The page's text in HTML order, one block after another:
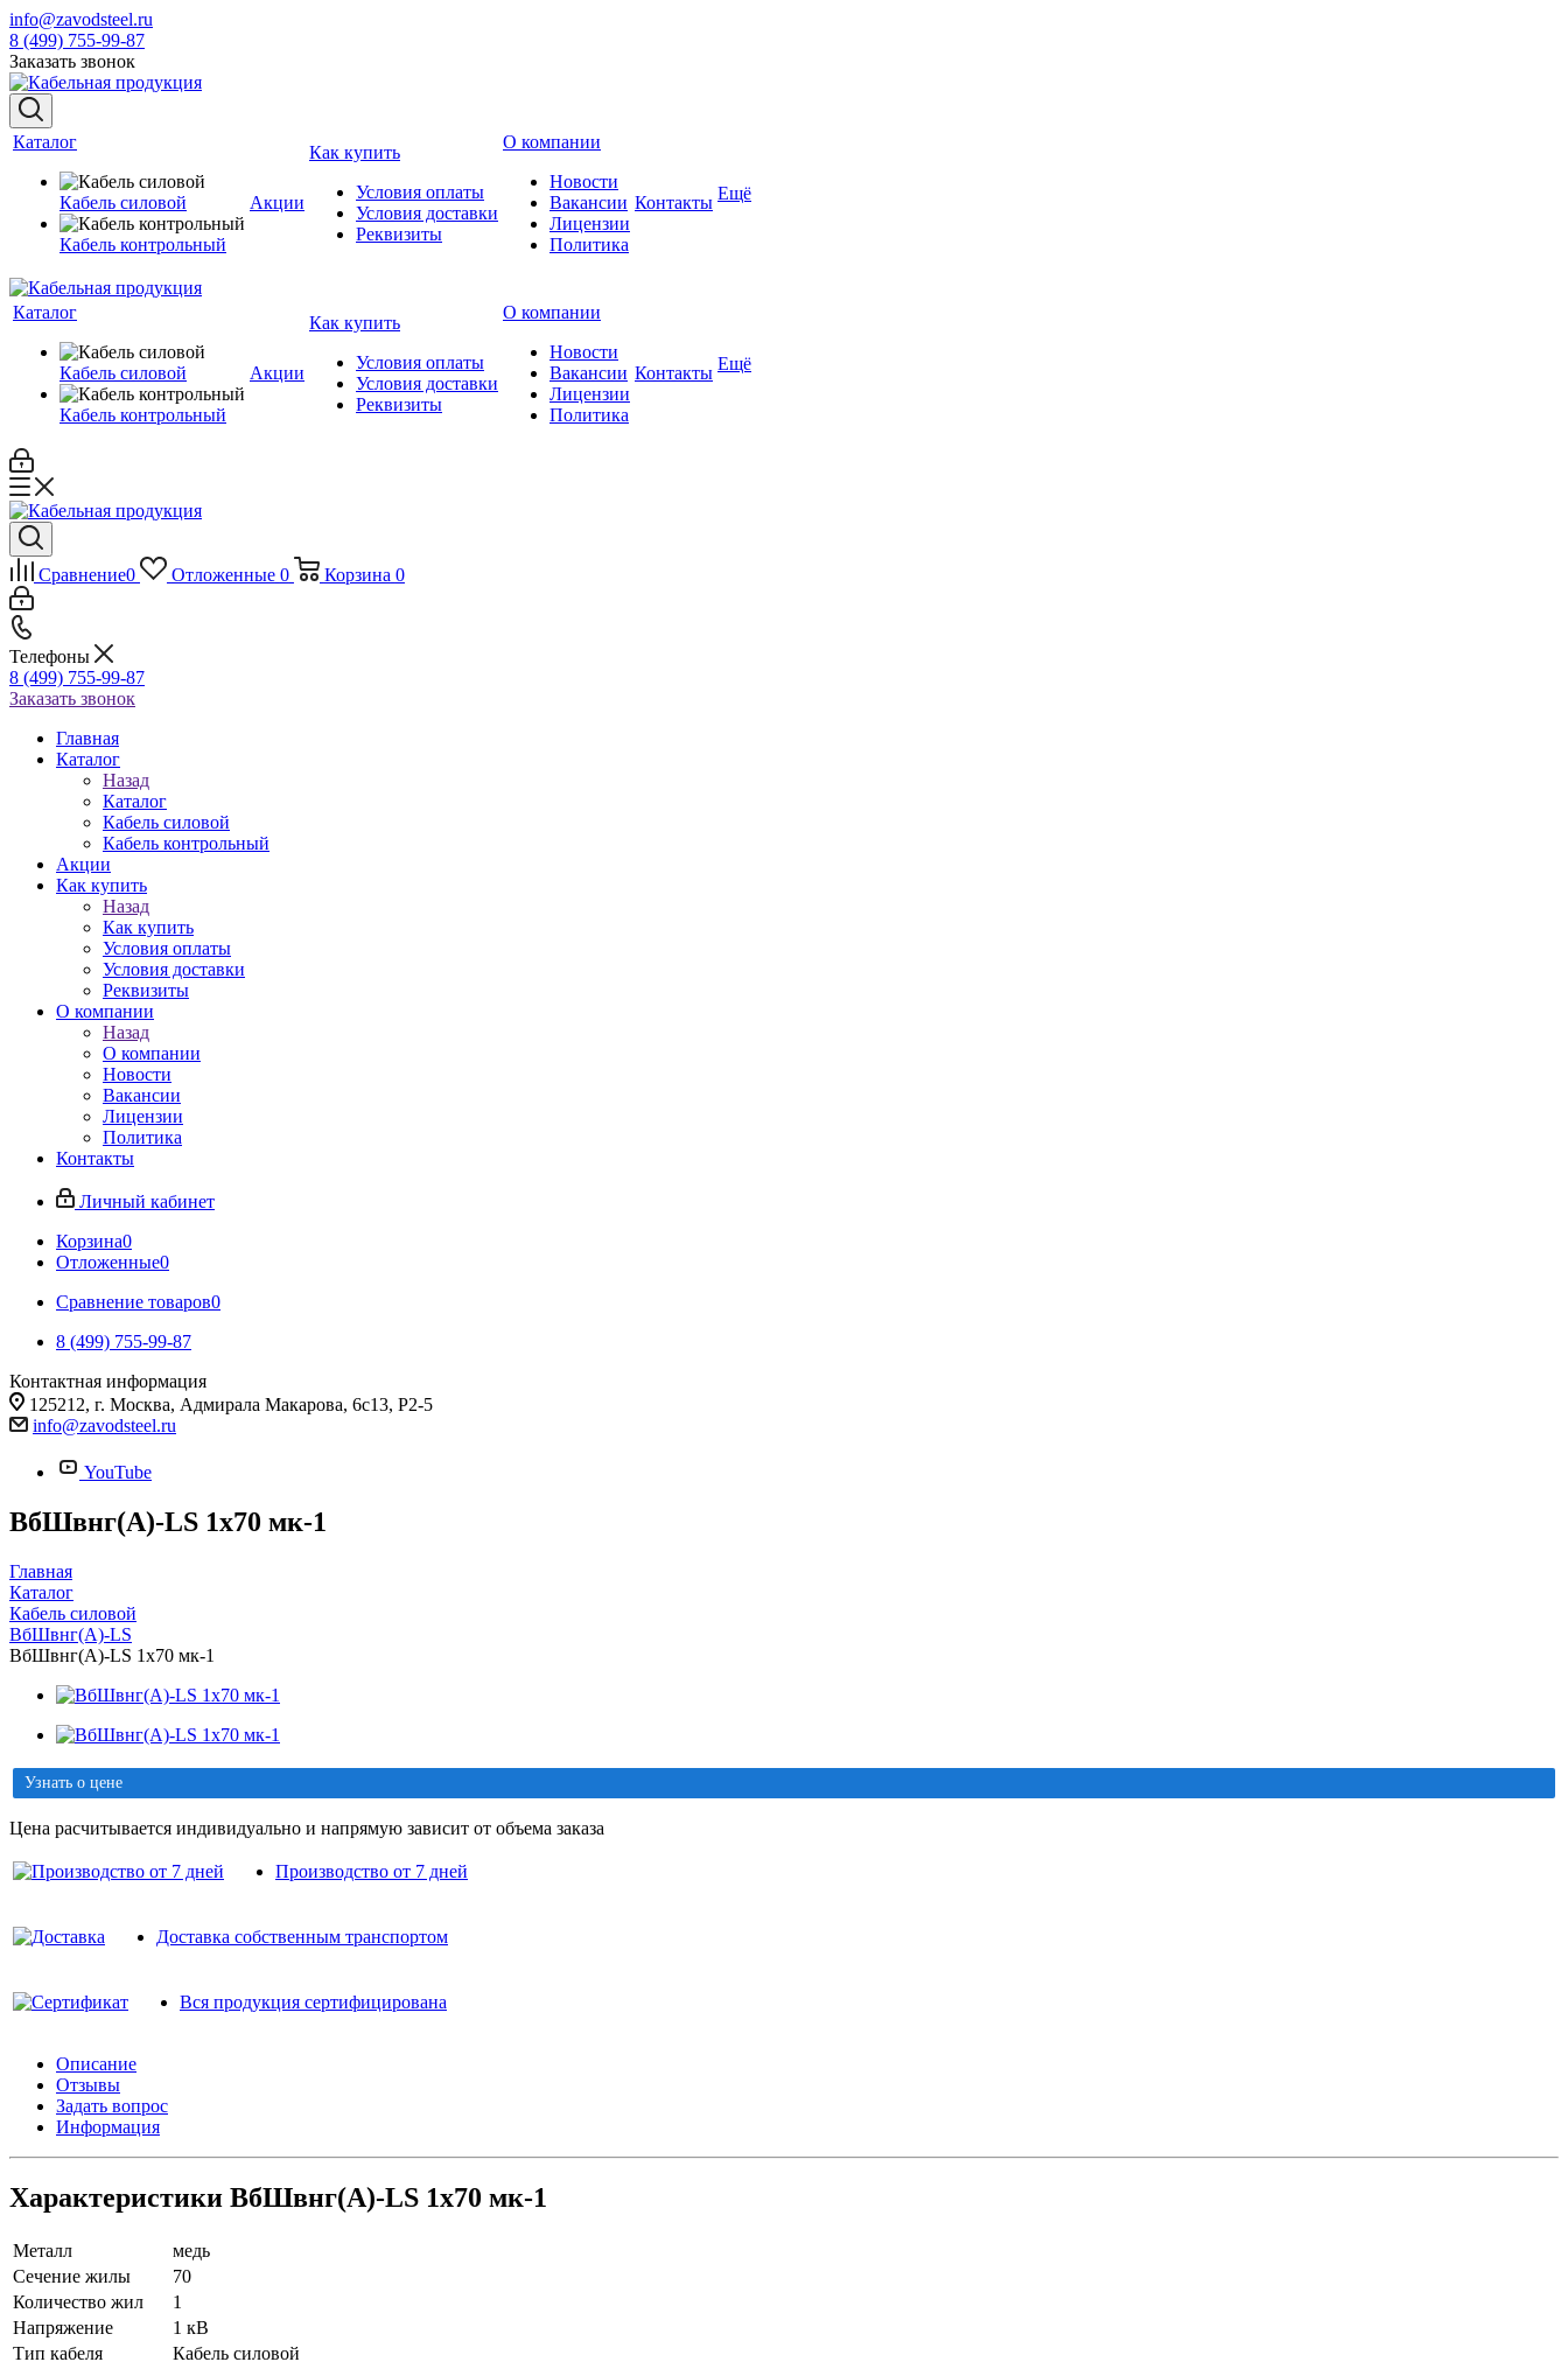
info@zavodsteel.ru
8 (499) 755-99-87
Заказать звонок
Каталог
Кабель силовой
Кабель контрольный
Акции
Как купить
Условия оплаты
Условия доставки
Реквизиты
О компании
Новости
Вакансии
Лицензии
Политика
Контакты Ещё
Каталог
Кабель силовой
Кабель контрольный
Акции
Как купить
Условия оплаты
Условия доставки
Реквизиты
О компании
Новости
Вакансии
Лицензии
Политика
Контакты Ещё
Сравнение0 Отложенные 0 Корзина 0
Телефоны
8 (499) 755-99-87
Заказать звонок
Главная
Каталог
Назад
Каталог
Кабель силовой
Кабель контрольный
Акции
Как купить
Назад
Как купить
Условия оплаты
Условия доставки
Реквизиты
О компании
Назад
О компании
Новости
Вакансии
Лицензии
Политика
Контакты
Личный кабинет
Корзина0
Отложенные0
Сравнение товаров0
8 (499) 755-99-87
Контактная информация
125212, г. Москва, Адмирала Макарова, 6с13, Р2-5
info@zavodsteel.ru
YouTube
ВбШвнг(A)-LS 1х70 мк-1
Главная
Каталог
Кабель силовой
ВбШвнг(A)-LS
ВбШвнг(A)-LS 1х70 мк-1
Узнать о цене
Цена расчитывается индивидуально и напрямую зависит от объема заказа
Производство от 7 дней
Доставка собственным транспортом
Вся продукция сертифицирована
Описание
Отзывы
Задать вопрос
Информация
Характеристики ВбШвнг(A)-LS 1х70 мк-1
Металл
медь
Сечение жилы
70
Количество жил
1
Напряжение
1 кВ
Тип кабеля
Кабель силовой